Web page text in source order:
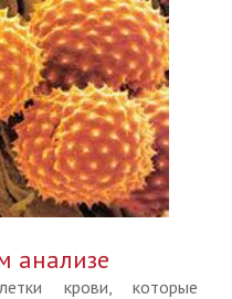
анализе
крови, которые